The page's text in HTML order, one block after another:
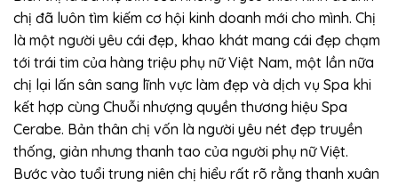
chị đã luôn tìm kiếm cơ hội kinh doanh mới cho mình. Chị
là một người yêu cái đẹp, khao khát mang cái đẹp chạm
tới trái tim của hàng triệu phụ nữ Việt Nam, một lần nữa
chị lại lấn sân sang lĩnh vực làm đẹp và dịch vụ Spa khi
kết hợp cùng Chuỗi nhượng quyền thương hiệu Spa
Cerabe. Bản thân chị vốn là người yêu nét đẹp truyền
thống, giản nhưng thanh tao của người phụ nữ Việt.
Bước vào tuổi trung niên chị hiểu rất rõ rằng thanh xuân